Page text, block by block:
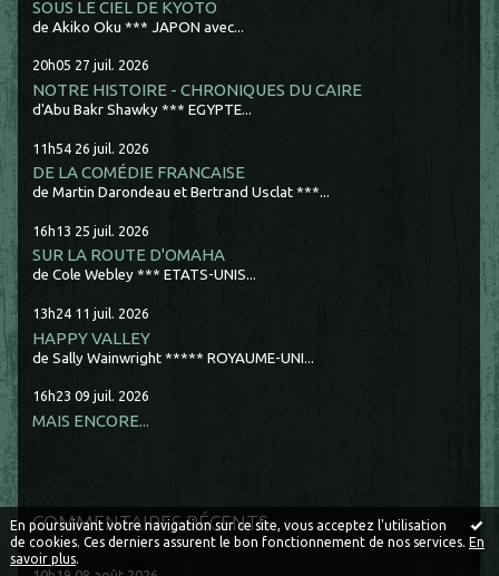
En poursuivant votre navigation sur ce site, vous acceptez l'utilisation
de cookies. Ces derniers assurent le bon fonctionnement de nos services. En
savoir plus.
SOUS LE CIEL DE KYOTO
de Akiko Oku *** JAPON avec...
20h05 27 juil. 2026
NOTRE HISTOIRE - CHRONIQUES DU CAIRE
d'Abu Bakr Shawky *** EGYPTE...
11h54 26 juil. 2026
DE LA COMÉDIE FRANCAISE
de Martin Darondeau et Bertrand Usclat ***...
16h13 25 juil. 2026
SUR LA ROUTE D'OMAHA
de Cole Webley *** ETATS-UNIS...
13h24 11 juil. 2026
HAPPY VALLEY
de Sally Wainwright ***** ROYAUME-UNI...
16h23 09 juil. 2026
MAIS ENCORE...
COMMENTAIRES RÉCENTS